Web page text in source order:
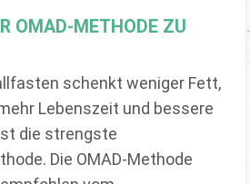
OMAD-METHODE ZU
schenkt weniger Fett,
Lebenszeit und bessere
die strengste
Die OMAD-Methode